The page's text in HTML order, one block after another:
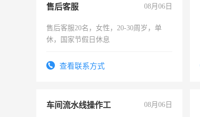
售后客服 08月06日
售后客服20名，女性，20-30周岁，单
休，国家节假日休息
查看联系方式
车间流水线操作工 08月06日